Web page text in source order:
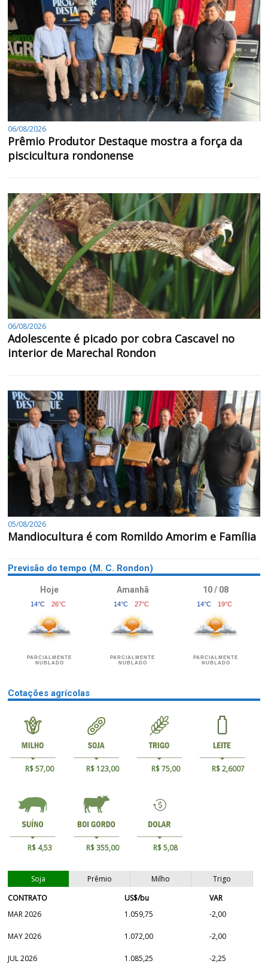
06/08/2026
Prêmio Produtor Destaque mostra a força da
piscicultura rondonense
06/08/2026
Adolescente é picado por cobra Cascavel no
interior de Marechal Rondon
05/08/2026
Mandiocultura é com Romildo Amorim e Família
Previsão do tempo (M. C. Rondon)
Hoje
14°C 26°C
PARCIALMENTE
NUBLADO
Amanhã
14°C 27°C
PARCIALMENTE
NUBLADO
10 / 08
14°C 19°C
PARCIALMENTE
NUBLADO
Cotações agrícolas
R$ 57,00 R$ 123,00 R$ 75,00 R$ 2,6007
R$ 4,53 R$ 355,00 R$ 5,08
Soja Prêmio Milho
Trigo
CONTRATO
US$/bu
VAR
MAR 2026
1.059,75 -2,00
MAY 2026 1.072,00 -2,00
JUL 2026 1.085,25 -2,25